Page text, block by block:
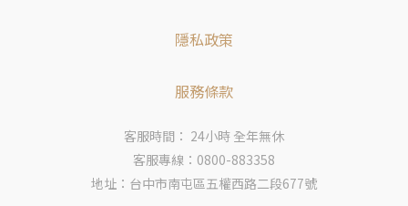
隱私政策
服務條款
客服時間： 24小時 全年無休
客服專線：0800-883358
地址：台中市南屯區五權西路二段677號